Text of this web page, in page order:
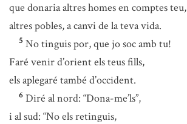
que donaria altres homes en comptes teu,
altres pobles, a canvi de la teva vida.
5 No tinguis por, que jo soc amb tu!
Faré venir d’orient els teus fills,
els aplegaré també d’occident.
6 Diré al nord: “Dona-me’ls”,
i al sud: “No els retinguis,